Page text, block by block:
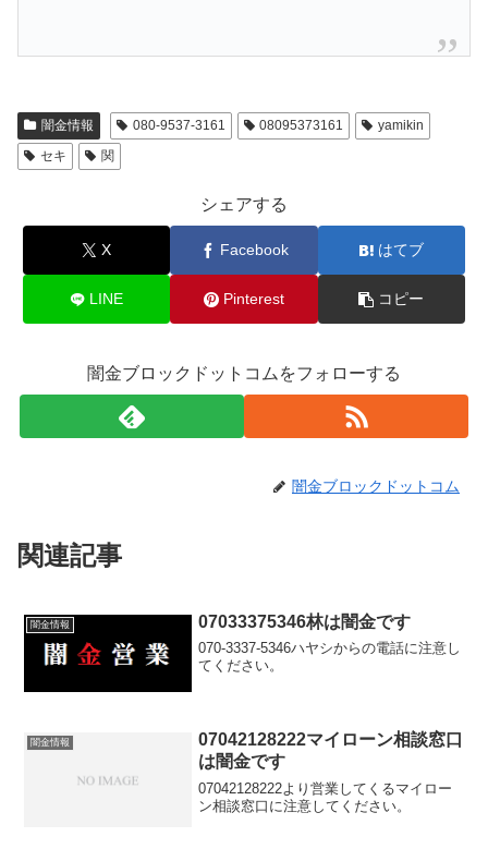
闇金情報 080-9537-3161 08095373161
yamikin
セキ
関
シェアする
X Facebook はてブ
LINE Pinterest コピー
闇金ブロックドットコムをフォローする
闇金ブロックドットコム
関連記事
闇金情報 07033375346林は闇金です
070-3337-5346ハヤシからの電話に注意し
てください。
闇金情報
07042128222マイローン相談窓口
は闇金です
07042128222より営業してくるマイロー
ン相談窓口に注意してください。